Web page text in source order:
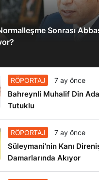
Sonrası
RÖPORTAJ 7 ay önce
Bahreynli Muhalif Din
Tutuklu
RÖPORTAJ 7 ay önce
Süleymani’nin Kanı
Damarlarında Akıyor